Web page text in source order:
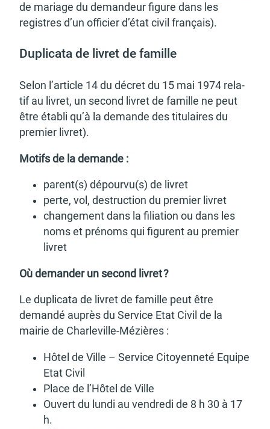
de mariage du deman­deur figure dans les
registres d’un offi­cier d’état civil français).
Dupli­cata de livret de famille
Selon l’ar­ticle 14 du décret du 15 mai 1974 rela­
tif au livret, un second livret de famille ne peut
être établi qu’à la demande des titu­laires du
premier livret).
Motifs de la demande :
parent(s) dépourvu(s) de livret
perte, vol, destruc­tion du premier livret
chan­ge­ment dans la filia­tion ou dans les
noms et prénoms qui figurent au premier
livret
Où deman­der un second livret ?
Le dupli­cata de livret de famille peut être
demandé auprès du Service Etat Civil de la
mairie de Char­le­ville-Mézières :
Hôtel de Ville – Service Citoyen­neté Equipe
Etat Civil
Place de l’Hô­tel de Ville
Ouvert du lundi au vendredi de 8 h 30 à 17
h.